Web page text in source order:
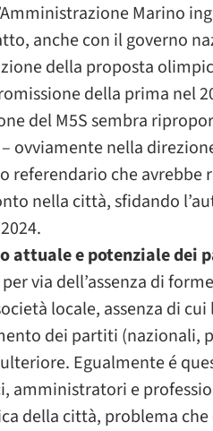
Marino
anche con il governo
della proposta
della prima nel
del M5S sembra
ovviamente nella
referendario che avrebbe
nella città, sfidando
attuale e potenziale dei
via dell’assenza di
locale, assenza di
dei partiti (nazionali,
Egualmente é
amministratori e
della città, problema che